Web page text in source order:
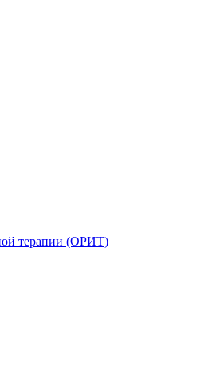
терапии (ОРИТ)